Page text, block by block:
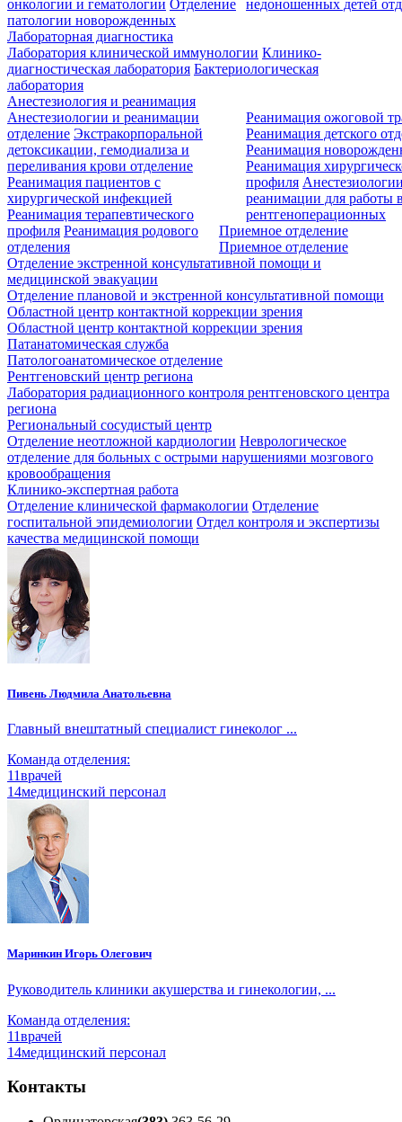
недоношенных детей
онкологии и гематологии Отделение
патологии новорожденных
Лабораторная диагностика
Лаборатория клинической иммунологии Клинико-
диагностическая лаборатория Бактериологическая
лаборатория
Анестезиология и реанимация
Анестезиологии и реанимации
отделение Экстракорпоральной
детоксикации, гемодиализа и
переливания крови отделение
Реанимация пациентов с
хирургической инфекцией
Реанимация терапевтического
профиля Реанимация родового
отделения
Реанимация ожоговой
Реанимация детского
Реанимация
Реанимация
профиля
реанимации для работы
рентгеноперационных
Приемное отделение
Приемное отделение
Отделение экстренной консультативной помощи и
медицинской эвакуации
Отделение плановой и экстренной консультативной помощи
Областной центр контактной коррекции зрения
Областной центр контактной коррекции зрения
Патанатомическая служба
Патологоанатомическое отделение
Рентгеновский центр региона
Лаборатория радиационного контроля рентгеновского центра
региона
Региональный сосудистый центр
Отделение неотложной кардиологии Неврологическое
отделение для больных с острыми нарушениями мозгового
кровообращения
Клинико-экспертная работа
Отделение клинической фармакологии Отделение
госпитальной эпидемиологии Отдел контроля и экспертизы
качества медицинской помощи
Пивень Людмила Анатольевна
Главный внештатный специалист гинеколог ...
Команда отделения:
11врачей
14медицинский персонал
Маринкин Игорь Олегович
Руководитель клиники акушерства и гинекологии, ...
Команда отделения:
11врачей
14медицинский персонал
Контакты